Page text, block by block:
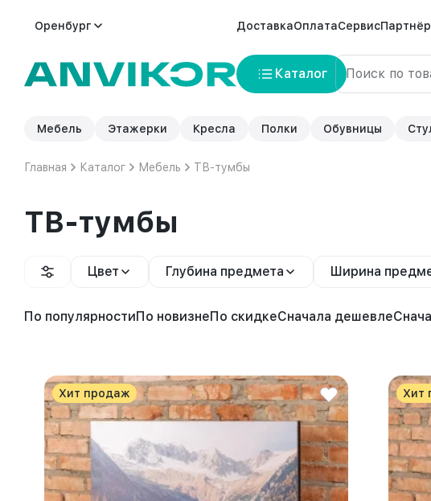
Оренбург ДоставкаОплатаСервис
Каталог
Мебель Этажерки Кресла Полки Обувницы
Главная Каталог Мебель ТВ-тумбы
ТВ-тумбы
Цвет Глубина предмета Ширина
По популярностиПо новизнеПо скидкеСначала дешевле
Хит продаж Хит